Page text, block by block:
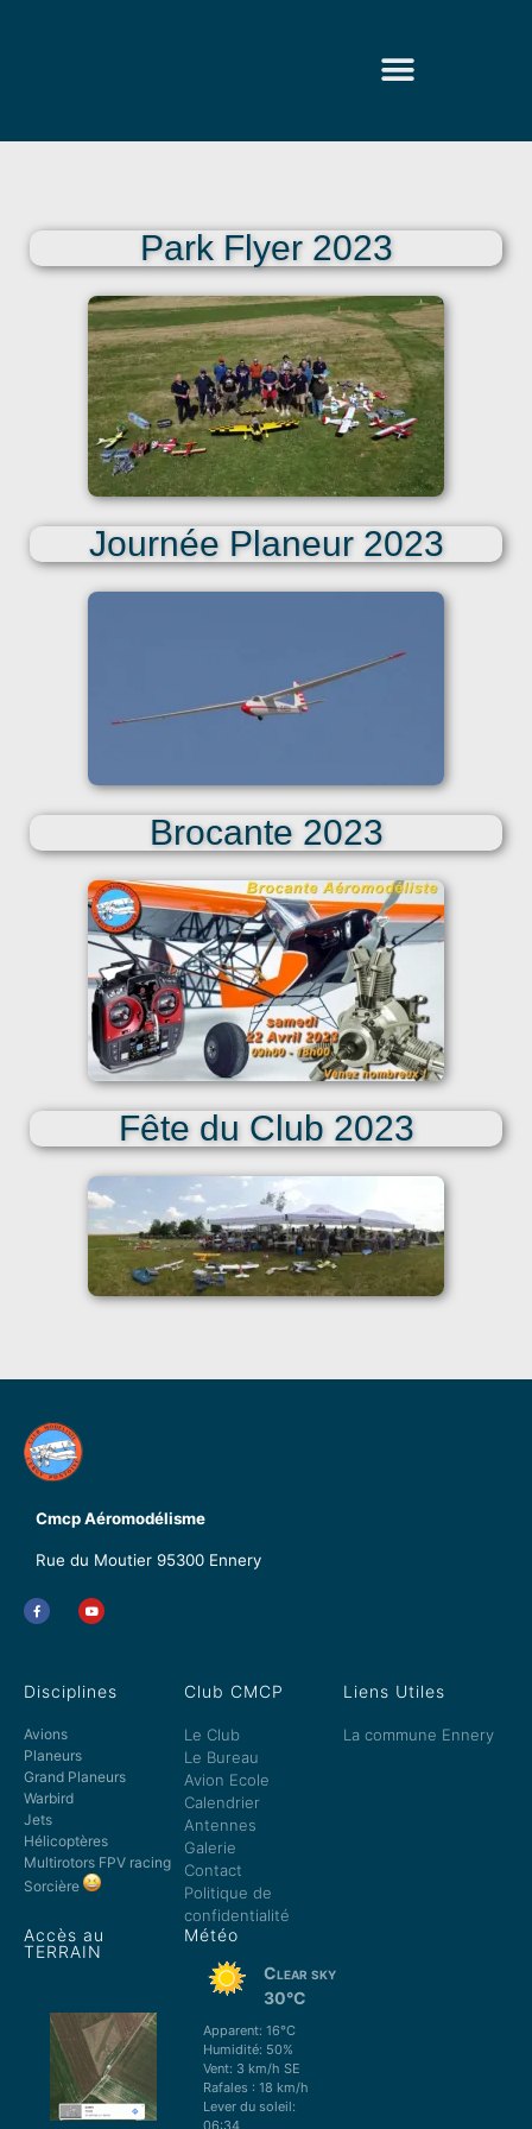
Park Flyer 2023
Journée Planeur 2023
Brocante 2023
Fête du Club 2023
Cmcp Aéromodélisme
Rue du Moutier 95300 Ennery
Disciplines
Avions
Planeurs
Grand Planeurs
Warbird
Jets
Hélicoptères
Multirotors FPV racing
Sorcière
Club CMCP
Le Club
Le Bureau
Avion Ecole
Calendrier
Antennes
Galerie
Contact
Politique de
confidentialité
Liens Utiles
La commune Ennery
Accès au
TERRAIN
Météo
Clear sky
30°C
Apparent: 16°C
Humidité: 50%
Vent: 3 km/h SE
Rafales : 18 km/h
Lever du soleil: